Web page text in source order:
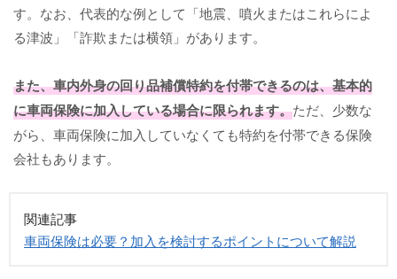
す。なお、代表的な例として「地震、噴火またはこれらによ
る津波」「詐欺または横領」があります。
また、車内外身の回り品補償特約を付帯できるのは、基本的
に車両保険に加入している場合に限られます。ただ、少数な
がら、車両保険に加入していなくても特約を付帯できる保険
会社もあります。
関連記事
車両保険は必要？加入を検討するポイントについて解説